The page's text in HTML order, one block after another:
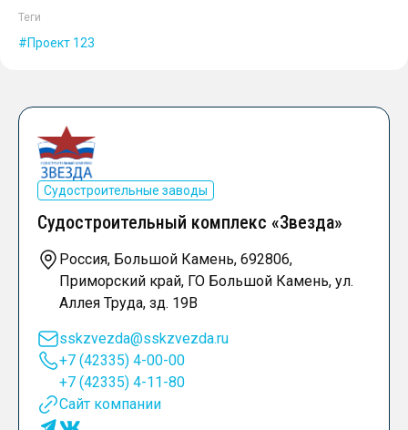
Теги
Проект 123
Судостроительные заводы
Судостроительный комплекс «Звезда»
Россия, Большой Камень, 692806,
Приморский край, ГО Большой Камень, ул.
Аллея Труда, зд. 19В
sskzvezda@sskzvezda.ru
+7 (42335) 4-00-00
+7 (42335) 4-11-80
Сайт компании